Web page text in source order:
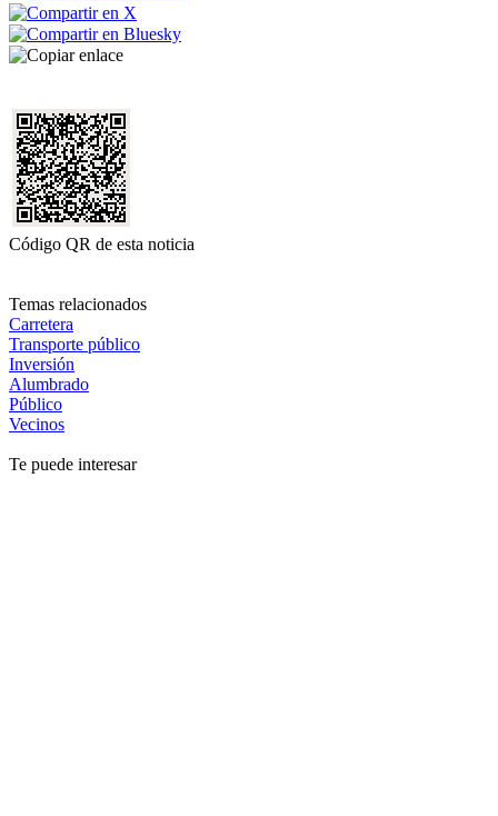
Código QR de esta noticia
Temas relacionados
Carretera
Transporte público
Inversión
Alumbrado
Público
Vecinos
Te puede interesar